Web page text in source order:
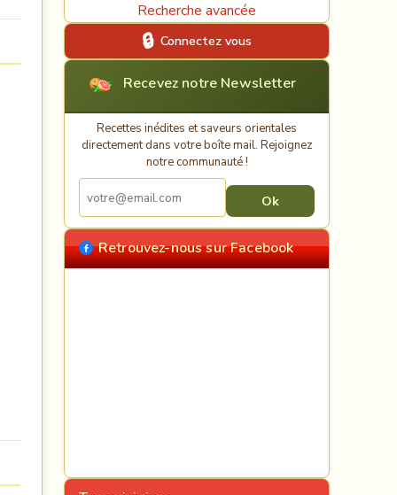
Recherche avancée
Connectez vous
Recevez notre Newsletter
Recettes inédites et saveurs orientales
directement dans votre boîte mail. Rejoignez
notre communauté !
Retrouvez-nous sur Facebook